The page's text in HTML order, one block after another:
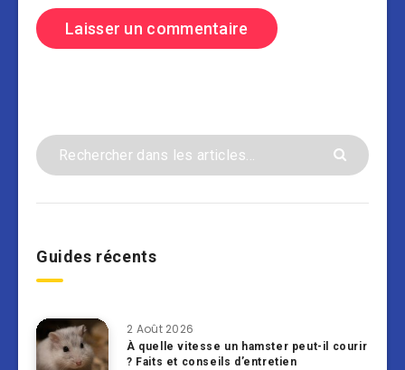
Guides récents
2 Août 2026
À quelle vitesse un hamster peut-il courir
? Faits et conseils d’entretien